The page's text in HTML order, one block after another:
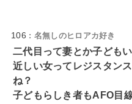
106 : 名無しのヒロアカ好き
二代目って妻とか子ども
近しい女ってレジスタン
ね？
子どもらしき者もAFO目